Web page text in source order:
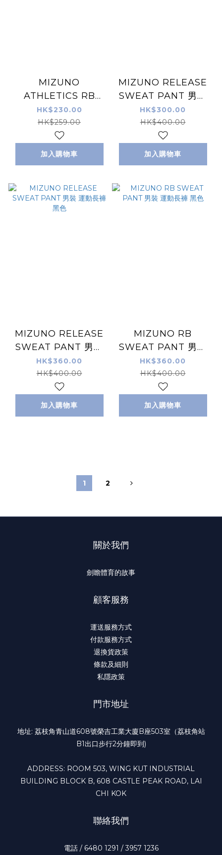
MIZUNO
ATHLETICS RB
HALF PANTS 男裝
運動褲 黑色
HK$230.00
HK$259.00
加入購物車
MIZUNO RELEASE
SWEAT PANT 男裝
運動長褲 米色
HK$300.00
HK$400.00
加入購物車
MIZUNO RELEASE
SWEAT PANT 男裝
運動長褲 黑色
HK$360.00
HK$400.00
加入購物車
MIZUNO RB
SWEAT PANT 男裝
運動長褲 黑色
HK$360.00
HK$400.00
加入購物車
1 2
關於我們
劍瞻體育的故事
顧客服務
運送服務方式
付款服務方式
退換貨政策
條款及細則
私隱政策
門市地址
地址: 荔枝角青山道608號榮吉工業大廈B座503室（荔枝角站
B1出口步行2分鐘即到)
ADDRESS: ROOM 503, WING KUT INDUSTRIAL
BUILDING BLOCK B, 608 CASTLE PEAK ROAD, LAI
CHI KOK
聯絡我們
電話 / 6480 1291 / 3957 1236